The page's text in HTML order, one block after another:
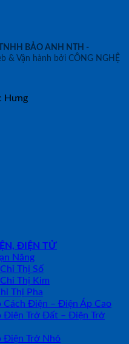
BẢO ANH NTH -
& Vận hành bởi CÔNG NGHỆ
ĐIỆN TỬ
Năng
Thị Số
Thị Kim
Thị Pha
Cách Điện – Điện Áp Cao
Điện Trở Đất – Điện Trở
Điện Trở Nhỏ